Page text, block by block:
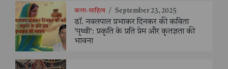
कला-साहित्य / September 23, 2025
डॉ. नवलपाल प्रभाकर दिनकर की कविता
'पृथ्वी': प्रकृति के प्रति प्रेम और कृतज्ञता की
भावना